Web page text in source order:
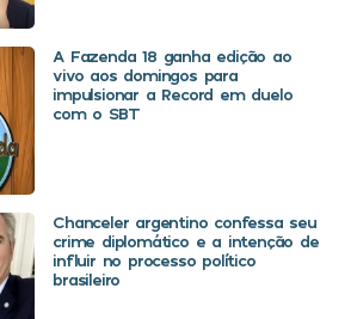
A Fazenda 18 ganha edição ao
vivo aos domingos para
impulsionar a Record em duelo
com o SBT
Chanceler argentino confessa seu
crime diplomático e a intenção de
influir no processo político
brasileiro